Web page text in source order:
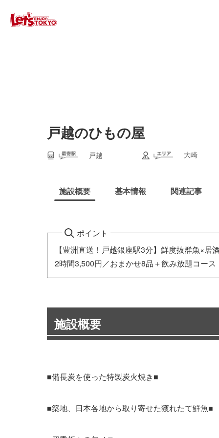
戸越のひもの屋
戸越 大崎
施設概要 基本情報 関連記事
ポイント
【豊洲直送！戸越銀座駅3分】鮮度抜群魚×居
2時間3,500円／おまかせ8品＋飲み放題コース
施設概要
■備長炭を使った特製炭火焼き■
■築地、日本各地から取り寄せた獲れたて鮮魚■